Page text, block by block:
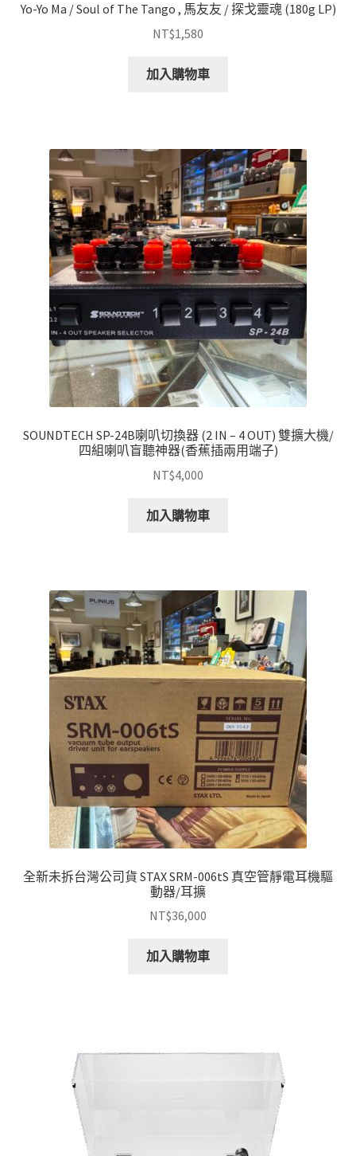
Yo-Yo Ma / Soul of The Tango , 馬友友 / 探戈靈魂 (180g LP)
NT$1,580
加入購物車
SOUNDTECH SP-24B喇叭切換器 (2 IN – 4 OUT) 雙擴大機/
四組喇叭盲聽神器(香蕉插兩用端子)
NT$4,000
加入購物車
全新未拆台灣公司貨 STAX SRM-006tS 真空管靜電耳機驅
動器/耳擴
NT$36,000
加入購物車